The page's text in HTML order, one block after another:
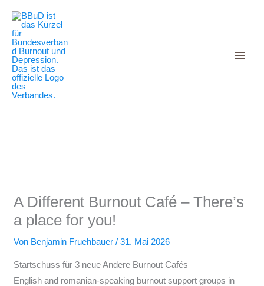
Inhalt
springen
A Different Burnout Café – There’s
a place for you!
Von Benjamin Fruehbauer/31. Mai 2026
Startschuss für 3 neue Andere Burnout Cafés
English and romanian-speaking burnout support groups in